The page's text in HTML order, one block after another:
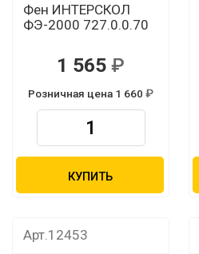
Фен ИНТЕРСКОЛ
ФЭ-2000 727.0.0.70
1 565
Розничная цена 1 660
КУПИТЬ
Арт.12453